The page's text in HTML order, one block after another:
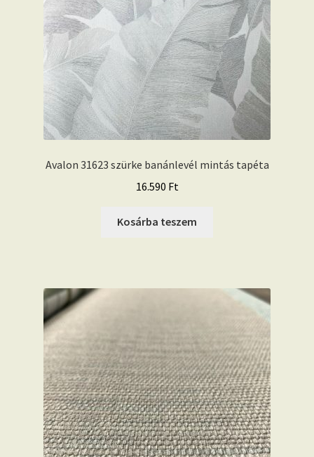
Avalon 31623 szürke banánlevél mintás tapéta
16.590 Ft
Kosárba teszem